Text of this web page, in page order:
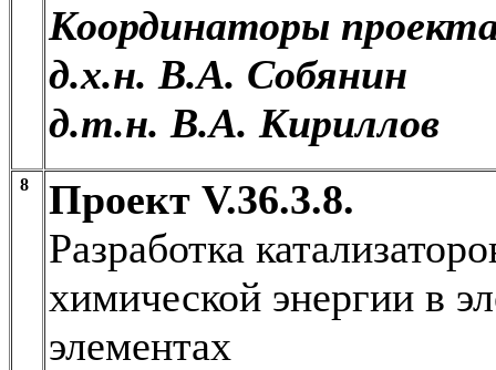
Координаторы
д.х.н. В.А. Собянин
д.т.н. В.А. Кириллов
8
Проект V.36.3.8.
Разработка
химической энергии в
элементах